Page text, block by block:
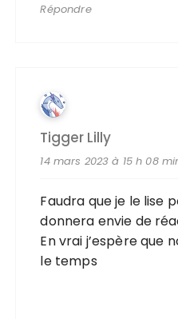
Répondre
Tigger Lilly
14 mars 2023 à 15 h 08
Faudra que je le lise
donnera envie de
En vrai j’espère que
le temps